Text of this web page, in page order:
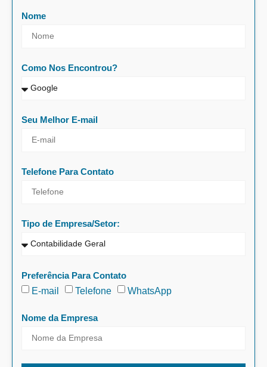
Nome
Como Nos Encontrou?
Seu Melhor E-mail
Telefone Para Contato
Tipo de Empresa/Setor:
Preferência Para Contato
E-mail
Telefone WhatsApp
Nome da Empresa